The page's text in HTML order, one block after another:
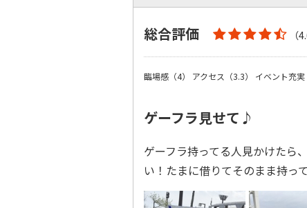
総合評価 （
臨場感（4） アクセス（3.3） イベント充実
ゲーフラ見せて♪
ゲーフラ持ってる人見かけたら
い！たまに借りてそのまま持っ